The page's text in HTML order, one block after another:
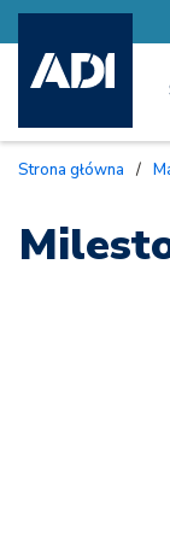
Strona główna /